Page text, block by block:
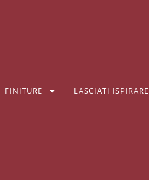
FINITURE LASCIATI ISPIRARE